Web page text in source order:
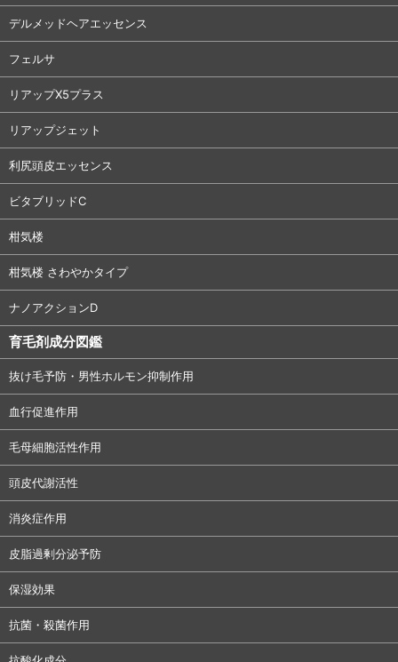
デルメッドヘアエッセンス
フェルサ
リアップX5プラス
リアップジェット
利尻頭皮エッセンス
ビタブリッドC
柑気楼
柑気楼 さわやかタイプ
ナノアクションD
育毛剤成分図鑑
抜け毛予防・男性ホルモン抑制作用
血行促進作用
毛母細胞活性作用
頭皮代謝活性
消炎症作用
皮脂過剰分泌予防
保湿効果
抗菌・殺菌作用